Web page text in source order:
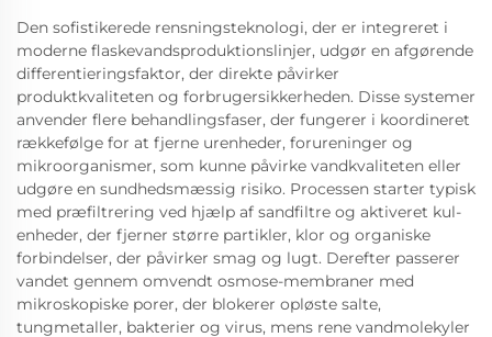
Den sofistikerede rensningsteknologi, der er integreret i
moderne flaskevandsproduktionslinjer, udgør en afgørende
differentieringsfaktor, der direkte påvirker
produktkvaliteten og forbrugersikkerheden. Disse systemer
anvender flere behandlingsfaser, der fungerer i koordineret
rækkefølge for at fjerne urenheder, forureninger og
mikroorganismer, som kunne påvirke vandkvaliteten eller
udgøre en sundhedsmæssig risiko. Processen starter typisk
med præfiltrering ved hjælp af sandfiltre og aktiveret kul-
enheder, der fjerner større partikler, klor og organiske
forbindelser, der påvirker smag og lugt. Derefter passerer
vandet gennem omvendt osmose-membraner med
mikroskopiske porer, der blokerer opløste salte,
tungmetaller, bakterier og virus, mens rene vandmolekyler